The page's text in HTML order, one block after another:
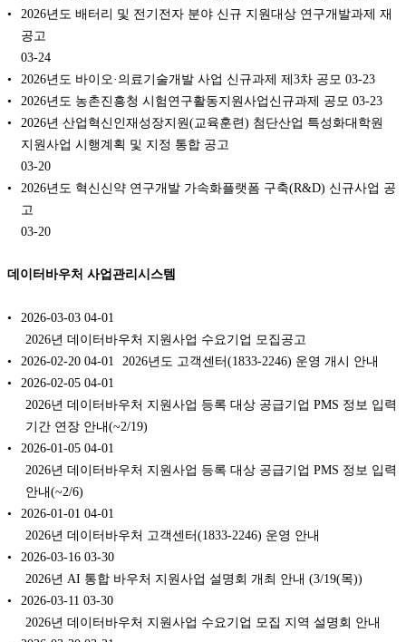
2026년도 배터리 및 전기전자 분야 신규 지원대상 연구개발과제 재
공고
03-24
2026년도 바이오·의료기술개발 사업 신규과제 제3차 공모 03-23
2026년도 농촌진흥청 시험연구활동지원사업신규과제 공모 03-23
2026년 산업혁신인재성장지원(교육훈련) 첨단산업 특성화대학원
지원사업 시행계획 및 지정 통합 공고
03-20
2026년도 혁신신약 연구개발 가속화플랫폼 구축(R&D) 신규사업 공
고
03-20
데이터바우처 사업관리시스템
2026-03-03 04-01
2026년 데이터바우처 지원사업 수요기업 모집공고
2026-02-20 04-01
2026년도 고객센터(1833-2246) 운영 개시 안내
2026-02-05 04-01
2026년 데이터바우처 지원사업 등록 대상 공급기업 PMS 정보 입력
기간 연장 안내(~2/19)
2026-01-05 04-01
2026년 데이터바우처 지원사업 등록 대상 공급기업 PMS 정보 입력
안내(~2/6)
2026-01-01 04-01
2026년 데이터바우처 고객센터(1833-2246) 운영 안내
2026-03-16 03-30
2026년 AI 통합 바우처 지원사업 설명회 개최 안내 (3/19(목))
2026-03-11 03-30
2026년 데이터바우처 지원사업 수요기업 모집 지역 설명회 안내